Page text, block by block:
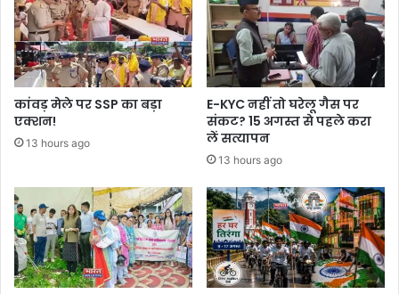
कांवड़ मेले पर SSP का बड़ा
एक्शन!
13 hours ago
E-KYC नहीं तो घरेलू गैस पर
संकट? 15 अगस्त से पहले करा
लें सत्यापन
13 hours ago